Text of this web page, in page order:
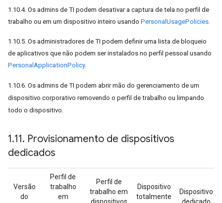
1.10.4. Os admins de TI podem desativar a captura de tela no perfil de
trabalho ou em um dispositivo inteiro usando PersonalUsagePolicies.
1.10.5. Os administradores de TI podem definir uma lista de bloqueio
de aplicativos que não podem ser instalados no perfil pessoal usando
PersonalApplicationPolicy.
1.10.6. Os admins de TI podem abrir mão do gerenciamento de um
dispositivo corporativo removendo o perfil de trabalho ou limpando
todo o dispositivo.
1.11. Provisionamento de dispositivos
dedicados
Versão
do
Perfil de
trabalho
em
Perfil de
trabalho em
Dispositivo
totalmente
Dispositivo